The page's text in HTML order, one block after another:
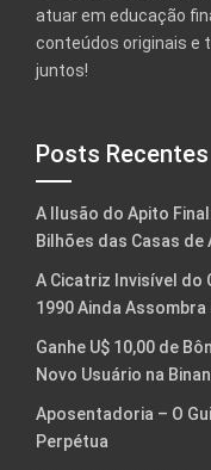
atuar em educação
conteúdos originais e
juntos!
Posts Recentes
A Ilusão do Apito
Bilhões das Casas
A Cicatriz Invisível do
1990 Ainda
Ganhe U$ 10,00 de
Novo Usuário na
Aposentadoria – O
Perpétua